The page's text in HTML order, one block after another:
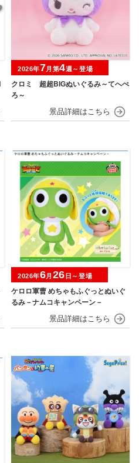
クロミ 超超BIGぬいぐるみ～てへぺ
ろ～
2026年7月第4週～登場
ケロロ軍曹 めちゃもふぐっとぬいぐ
るみ－ナムコキャンペーン－
2026年6月 26 日～登場